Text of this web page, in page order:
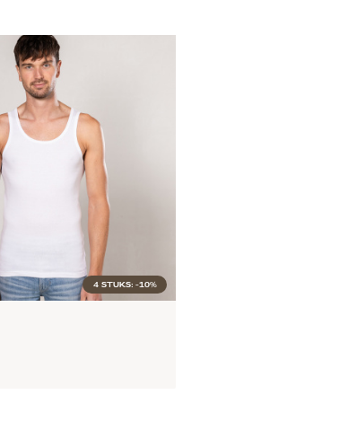
4 STUKS: -10%